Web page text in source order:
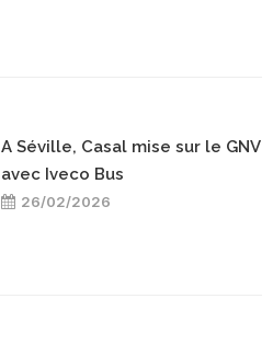
A Séville, Casal mise sur le GNV
avec Iveco Bus
26/02/2026